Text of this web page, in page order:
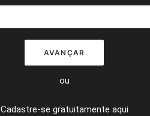
AVANÇAR
ou
Cadastre-se gratuitamente aqui